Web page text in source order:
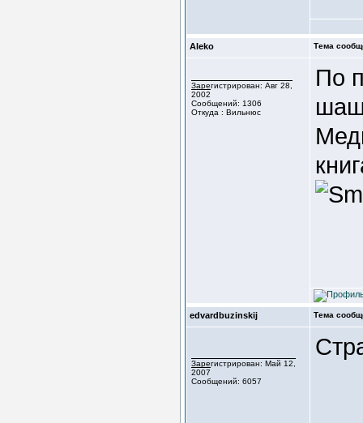
Aleko Тема
Зарегистрирован: Авг 28,
2002
Сообщений: 1306
Откуда : Вильнюс
По
edvardbuzinskij Тема
Зарегистрирован: Май 12,
2007
Сообщений: 6057